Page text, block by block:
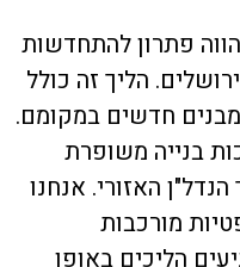
פתרון להתחדשות
הליך זה כולל
מבנים חדשים במקומם.
בנייה משופרת
האזורי. אנחנו
מורכבות
הליכים באופן